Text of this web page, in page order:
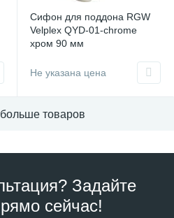
Сифон для поддона RGW
Velplex QYD-01-chrome
хром 90 мм
Не указана цена
товаров
Задайте
сейчас!